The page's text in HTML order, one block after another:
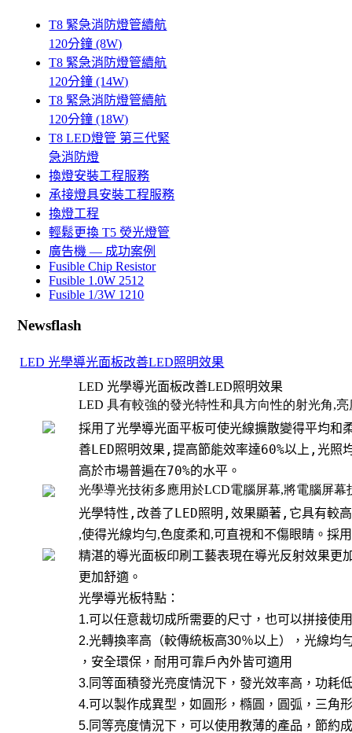
T8 緊急消防燈管續航
120分鐘 (8W)
T8 緊急消防燈管續航
120分鐘 (14W)
T8 緊急消防燈管續航
120分鐘 (18W)
T8 LED燈管 第三代緊
急消防燈
換燈安裝工程服務
承接燈具安裝工程服務
換燈工程
輕鬆更換 T5 熒光燈管
廣告機 — 成功案例
Fusible Chip Resistor
Fusible 1.0W 2512
Fusible 1/3W 1210
Newsflash
LED 光學導光面板改善LED照明效果
LED 光學導光面板改善LED照明效果
LED具有較強的發光特性和具方向性的射光角,亮
採用了光學導光面平板可使光線擴散變得平均和
善LED照明效果 ,提高節能效率達60%以上 ,光照
高於市場普遍在70%的水平。
光學導光技術多應用於LCD電腦屏幕,將電腦屏幕
光學特性 , 改善了LED照明 ,效果顯著 , 它具有較
,使得光線均勻,色度柔和,可直視和不傷眼睛。採
精湛的導光面板印刷工藝表現在導光反射效果更
更加舒適。
光學導光板特點：
1.可以任意裁切成所需要的尺寸，也可以拼接使
2.光轉換率高（較傳統板高30％以上），光線均
，安全環保，耐用可靠戶內外皆可適用
3. 同等面積發光亮度情況下，發光效率高，功耗
4.可以製作成異型，如圓形，橢圓，圓弧，三角
5. 同等亮度情況下，可以使用教薄的產品，節約